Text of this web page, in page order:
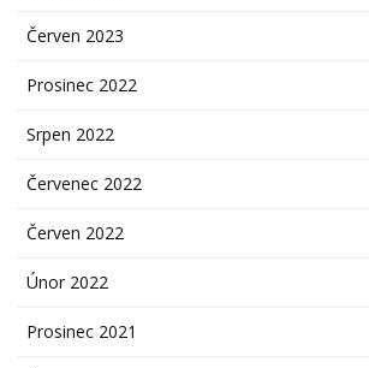
Červen 2023
Prosinec 2022
Srpen 2022
Červenec 2022
Červen 2022
Únor 2022
Prosinec 2021